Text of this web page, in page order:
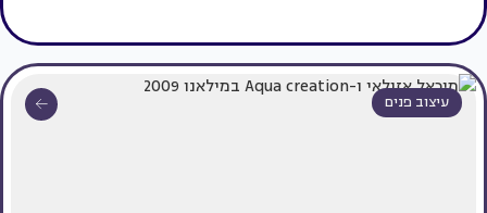
עיצוב פנים